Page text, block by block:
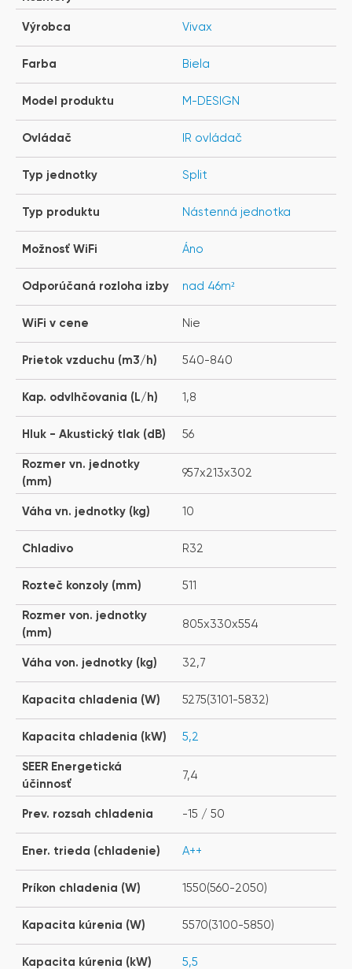
Výrobca Vivax
Farba Biela
Model produktu M-DESIGN
Ovládač IR ovládač
Typ jednotky Split
Typ produktu Nástenná jednotka
Možnosť WiFi Áno
Odporúčaná rozloha izby nad 46m²
WiFi v cene Nie
Prietok vzduchu (m3/h) 540-840
Kap. odvlhčovania (L/h) 1,8
Hluk - Akustický tlak (dB) 56
Rozmer vn. jednotky
(mm)
957x213x302
Váha vn. jednotky (kg) 10
Chladivo R32
Rozteč konzoly (mm) 511
Rozmer von. jednotky
(mm)
805x330x554
Váha von. jednotky (kg) 32,7
Kapacita chladenia (W) 5275(3101-5832)
Kapacita chladenia (kW) 5,2
SEER Energetická
účinnosť
7,4
Prev. rozsah chladenia -15 / 50
Ener. trieda (chladenie) A++
Príkon chladenia (W) 1550(560-2050)
Kapacita kúrenia (W) 5570(3100-5850)
Kapacita kúrenia (kW) 5,5